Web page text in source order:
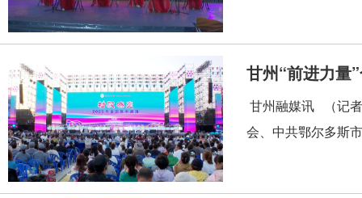
甘州“前进力量
甘州融媒讯 （记
会、中共鄂尔多斯